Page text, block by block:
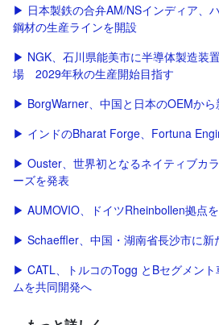
▶ 日本製鉄の合弁AM/NSインディア、
鋼材の生産ラインを開設
▶ NGK、石川県能美市に半導体製造装
場 2029年秋の生産開始目指す
▶ BorgWarner、中国と日本のOEMから
▶ インドのBharat Forge、Fortuna
▶ Ouster、世界初となるネイティブカ
ーズを発表
▶ AUMOVIO、ドイツRheinbollen拠点
▶ Schaeffler、中国・湖南省長沙市に新
▶ CATL、トルコのTogg とBセグメン
ムを共同開発へ